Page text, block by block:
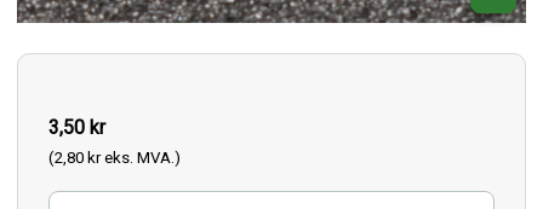
3,50 kr
(2,80 kr eks. MVA.)